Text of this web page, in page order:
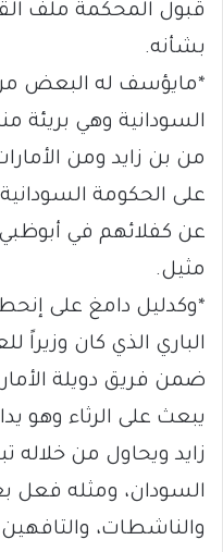
قبول المحكمة ملف
بشأنه.
*مايؤسف له البعض
السودانية وهي بريئة
من بن زايد ومن
على الحكومة
عن كفلائهم في
مثيل.
*وكدليل دامغ على
الباري الذي كان
ضمن فريق دويلة
يبعث على الرثاء وهو
زايد ويحاول من خلاله
السودان، ومثله
والناشطات،